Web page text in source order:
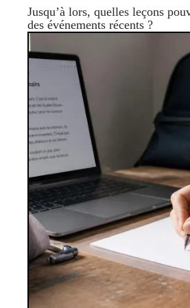
Jusqu’à lors, quelles leçons
des événements récents ?